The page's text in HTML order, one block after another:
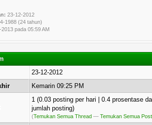
23-12-2012
1988 (24 tahun)
pada 05:59 AM
23-12-2012
Kemarin 09:25 PM
1 (0.03 posting per hari | 0.4 prosentase
jumlah posting)
(Temukan Semua Thread —Temukan Semua